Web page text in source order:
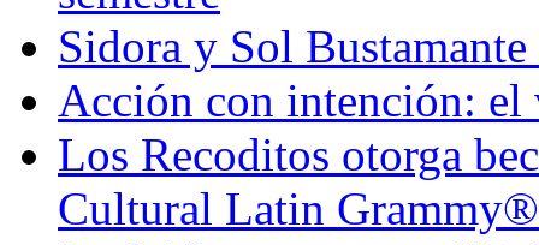
Sidora y Sol
Acción con intención: el
Los Recoditos otorga
Cultural Latin Grammy®